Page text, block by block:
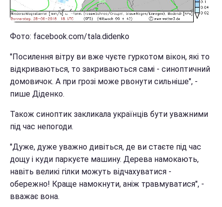
Фото: facebook.com/tala.didenko
"Посилення вітру ви вже чуєте гуркотом вікон, які то
відкриваються, то закриваються самі - синоптичний
домовичок. А при грозі може рвонути сильніше", -
пише Діденко.
Також синоптик закликала українців бути уважними
під час непогоди.
"Дуже, дуже уважно дивіться, де ви стаєте під час
дощу і куди паркуєте машину. Дерева намокають,
навіть великі гілки можуть відчахуватися -
обережно! Краще намокнути, аніж травмуватися", -
вважає вона.